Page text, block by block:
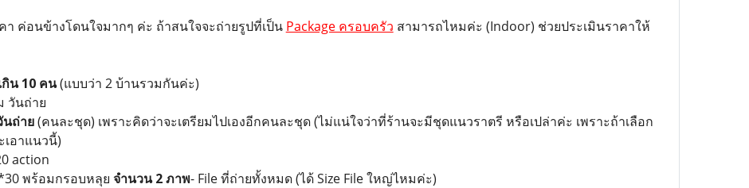
า ค่อนข้างโดนใจมากๆ ค่ะ ถ้าสนใจจะถ่ายรูปที่เป็น Package ครอบครัว สามารถไหมค่ะ (Indoor) ช่วยประเมินราคาให้
กิน 10 คน(แบบว่า 2 บ้านรวมกันค่ะ)
วันถ่าย
นถ่าย(คนละชุด) เพราะคิดว่าจะเตรียมไปเองอีกคนละชุด (ไม่แน่ใจว่าที่ร้านจะมีชุดแนวราตรี หรือเปล่าค่ะ เพราะถ้าเลือก
เอาแนวนี้)
action
พร้อมกรอบหลุย จำนวน 2 ภาพ- File ที่ถ่ายทั้งหมด (ได้ Size File ใหญ่ไหมค่ะ)